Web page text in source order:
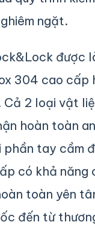
ngặt.
được
304 cao cấp
Cả 2 loại vật
hoàn toàn
phần tay cầm
có khả năng
toàn yên
đến từ